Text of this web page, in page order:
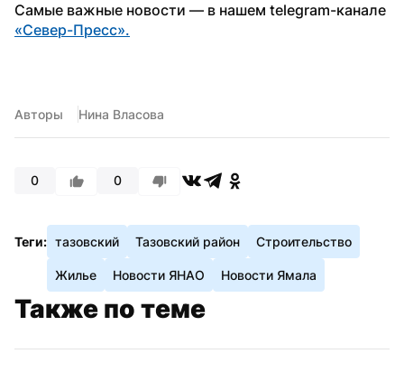
«Север-Пресс».
Авторы Нина Власова
0 0
Теги: тазовский Тазовский район Строительство
Жилье Новости ЯНАО Новости Ямала
Также по теме